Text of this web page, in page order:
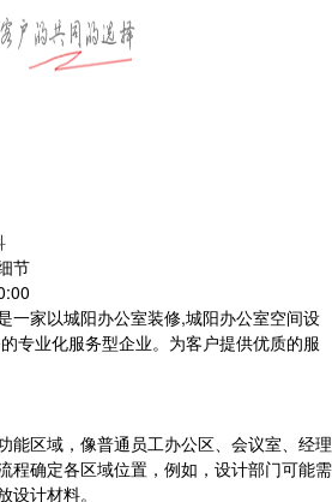
节
一家以城阳办公室装修,城阳办公室空间设
专业化服务型企业。为客户提供优质的服
能区域，像普通员工办公区、会议室、经理
程确定各区域位置，例如，设计部门可能需
计材料。